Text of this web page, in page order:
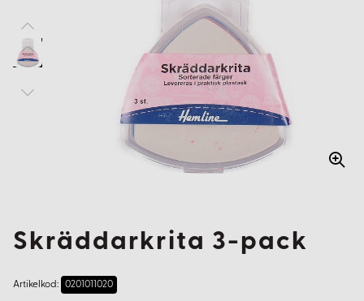
Skräddarkrita 3-pack
Artikelkod: 0201011020